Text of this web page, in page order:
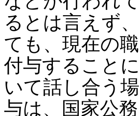
るとは言えず
ても、現在の
付与すること
いて話し合う
与は、国家公